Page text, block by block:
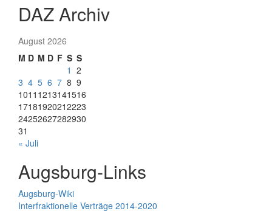
DAZ Archiv
August 2026
M D M D F S S
1 2
3 4 5 6 7 8 9
1011 1213141516
17181920212223
24252627282930
31
« Juli
Augsburg-Links
Augsburg-Wiki
Interfraktionelle Verträge 2014-2020